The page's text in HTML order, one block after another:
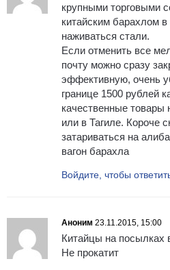
крупными торговыми
китайским барахлом
наживаться стали.
Если отменить все
почту можно сразу
эффективную, очень
границе 1500 рублей
качественные
или в Тагиле. Короче
затариваться на
вагон барахла
Войдите, чтобы
Аноним 23.11.2015, 15:00
Китайцы на посылках
Не прокатит